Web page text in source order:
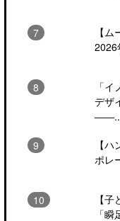
【
2026
「
デザ
【
ポレ
【
「